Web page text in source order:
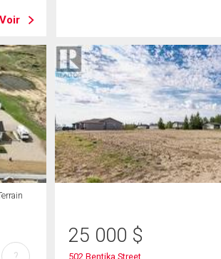
Voir
?
25 000 $
502 Bentika Street